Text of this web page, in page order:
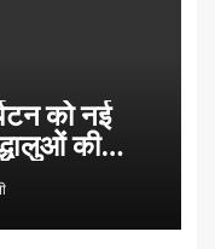
को नई
की